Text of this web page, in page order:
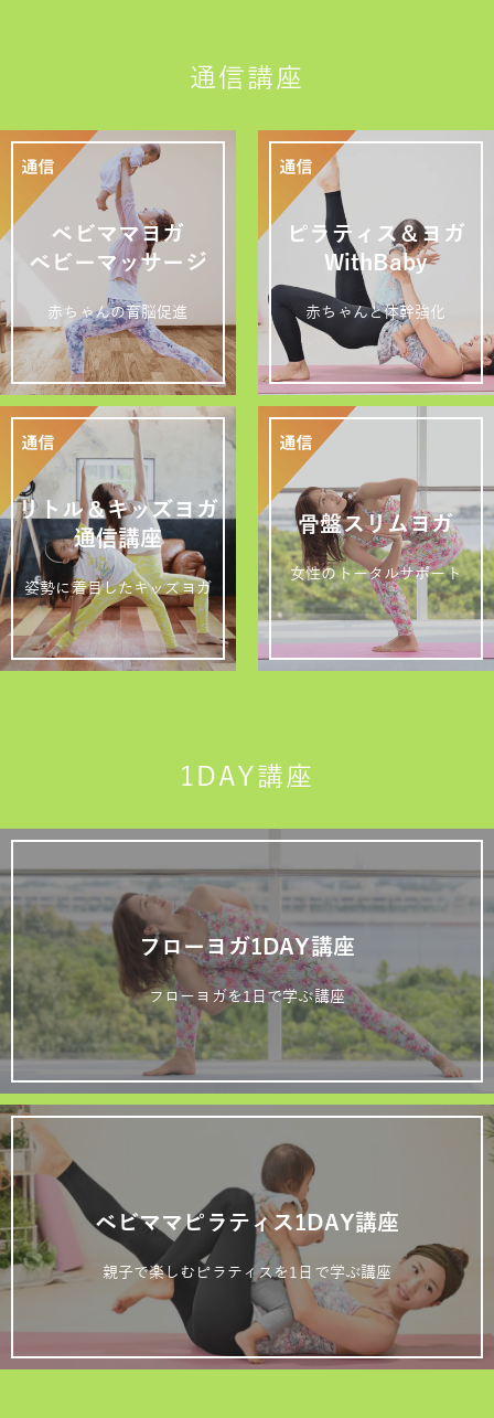
通信講座
ベビママヨガ
ベビーマッサージ
赤ちゃんの育脳促進
ピラティス＆ヨガ
WithBaby
赤ちゃんと体幹強化
リトル＆キッズヨガ
通信講座
姿勢に着目したキッズヨガ
骨盤スリムヨガ
女性のトータルサポート
1DAY講座
フローヨガ1DAY講座
フローヨガを1日で学ぶ講座
ベビママピラティス1DAY講座
親子で楽しむピラティスを1日で学ぶ講座